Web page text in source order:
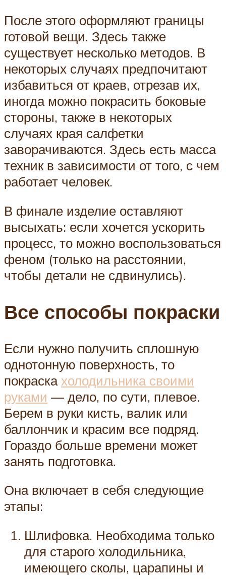
После этого оформляют границы
готовой вещи. Здесь также
существует несколько методов. В
некоторых случаях предпочитают
избавиться от краев, отрезав их,
иногда можно покрасить боковые
стороны, также в некоторых
случаях края салфетки
заворачиваются. Здесь есть масса
техник в зависимости от того, с чем
работает человек.
В финале изделие оставляют
высыхать: если хочется ускорить
процесс, то можно воспользоваться
феном (только на расстоянии,
чтобы детали не сдвинулись).
Все способы покраски
Если нужно получить сплошную
однотонную поверхность, то
покраска холодильника своими
руками — дело, по сути, плевое.
Берем в руки кисть, валик или
баллончик и красим все подряд.
Гораздо больше времени может
занять подготовка.
Она включает в себя следующие
этапы:
Шлифовка. Необходима только
для старого холодильника,
имеющего сколы, царапины и